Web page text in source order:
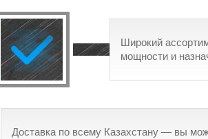
Широкий
мощности и
Доставка по всему Казахстану — вы